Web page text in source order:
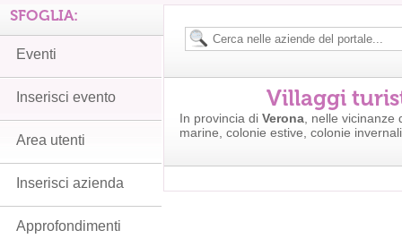
Villaggi
In provincia di Verona , nelle
marine, colonie estive, colonie invernali
SFOGLIA:
Eventi
Inserisci evento
Area utenti
Inserisci azienda
Approfondimenti